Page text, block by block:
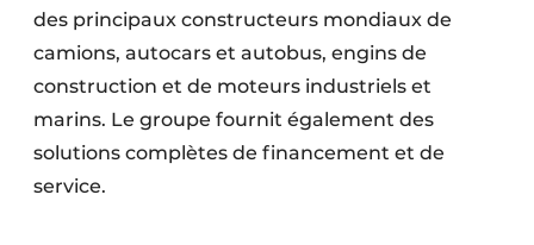
des princi­paux construc­teurs mondiaux de
camions, auto­cars et autobus, engins de
construc­tion et de moteurs industriels et
marins. Le groupe fournit également des
solutions complètes de financement et de
service.